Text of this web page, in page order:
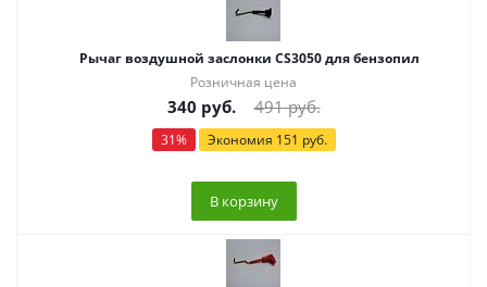
Рычаг воздушной заслонки CS3050 для бензопил
Розничная цена
340 руб. 491руб.
31% Экономия 151 руб.
В корзину